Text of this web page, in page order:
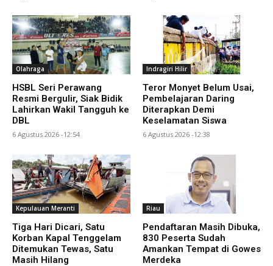
Olahraga
HSBL Seri Perawang
Resmi Bergulir, Siak Bidik
Lahirkan Wakil Tangguh ke
DBL
6 Agustus 2026 -12:54
Indragiri Hilir
Teror Monyet Belum Usai,
Pembelajaran Daring
Diterapkan Demi
Keselamatan Siswa
6 Agustus 2026 -12:38
Kepulauan Meranti
Tiga Hari Dicari, Satu
Korban Kapal Tenggelam
Ditemukan Tewas, Satu
Masih Hilang
Riau
Pendaftaran Masih Dibuka,
830 Peserta Sudah
Amankan Tempat di Gowes
Merdeka